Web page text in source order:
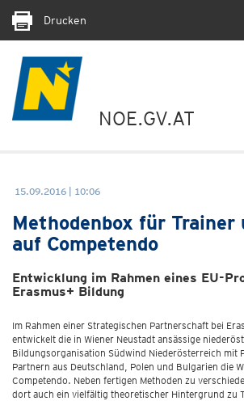
Drucken
NOE.GV.AT
15.09.2016 | 10:06
Methodenbox für Trainer
auf Competendo
Entwicklung im Rahmen eines EU-
Erasmus+ Bildung
Im Rahmen einer Strategischen Partnerschaft bei
entwickelt die in Wiener Neustadt ansässige
Bildungsorganisation Südwind Niederösterreich mit
Partnern aus Deutschland, Polen und Bulgarien die
Competendo. Neben fertigen Methoden zu
dort auch ein vielfältig theoretischer Hintergrund zu